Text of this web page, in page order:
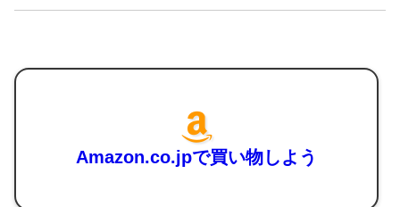
送
Amazon.co.jpで買い物しよう